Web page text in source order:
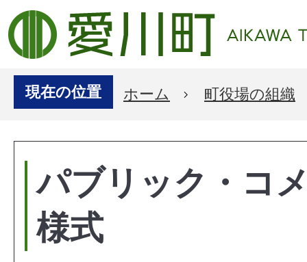
現在の位置 ホーム 町役場の組織
パブリック・コ
様式